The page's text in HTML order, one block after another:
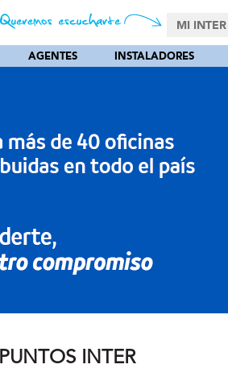
MI INTER
AGENTES INSTALADORES
INTER